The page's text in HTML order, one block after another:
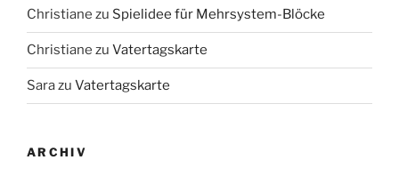
Christiane zu Spielidee für Mehrsystem-Blöcke
Christiane zu Vatertagskarte
Sarazu Vatertagskarte
ARCHIV